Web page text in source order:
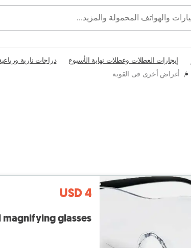
إيجارات العطلات وعطلات نهاية الأسبوع دراجات نارية
/ أغراض أخرى فى القوبة
USD 4
magnifying glasses